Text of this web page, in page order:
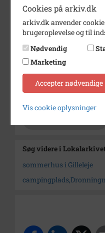
Årstal
Dateringsnote
Arkiv
Søg videre i
sommerhus i Gilleleje
Cookies på arkiv.dk
arkiv.dk anvender
brugeroplevelse og til
Nødvendig
Marketing
Accepter nødvendige
Vis cookie oplysninger